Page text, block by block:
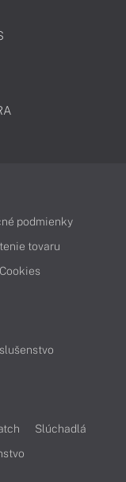
podmienky
tovaru
Cookies
Slúchadlá